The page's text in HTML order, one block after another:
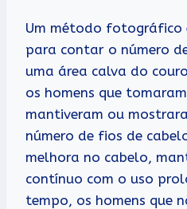
Um método
para contar o número
uma área calva do
os homens que
mantiveram ou
número de fios de
melhora no cabelo,
contínuo com o uso
tempo, os homens que